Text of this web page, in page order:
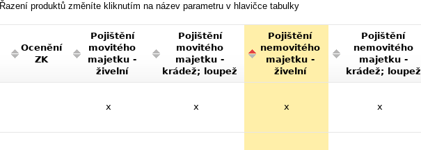
Řazení produktů změníte kliknutím na název parametru v hlavičce tabulky
Ocenění
ZK
Pojištění
movitého
majetku -
živelní
Pojištění
movitého
majetku -
krádež; loupež
Pojištění
nemovitého
majetku -
živelní
Pojištění
nemovitého
majetku -
krádež; loupež
x x x x